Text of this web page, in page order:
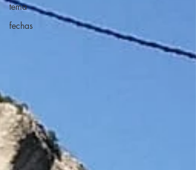
tema
fechas